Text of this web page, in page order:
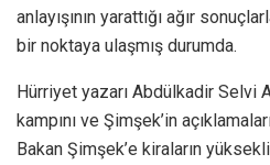
anlayışının yarattığı ağır
bir noktaya ulaşmış durumda.
Hürriyet yazarı Abdülkadir Selvi
kampını ve Şimşek’in
Bakan Şimşek’e kiraların